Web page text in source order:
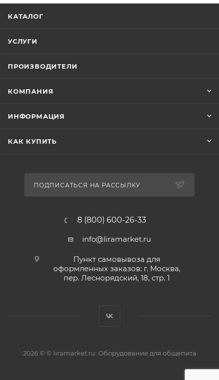
КАТАЛОГ
УСЛУГИ
ПРОИЗВОДИТЕЛИ
КОМПАНИЯ
ИНФОРМАЦИЯ
КАК КУПИТЬ
ПОДПИСАТЬСЯ НА РАССЫЛКУ
8 (800) 600-26-33
info@liramarket.ru
Пункт самовывоза для
оформленных заказов: г. Москва,
пер. Леснорядский, 18, стр. 1
2026 © © liramarket.ru: Оборудование для общепита